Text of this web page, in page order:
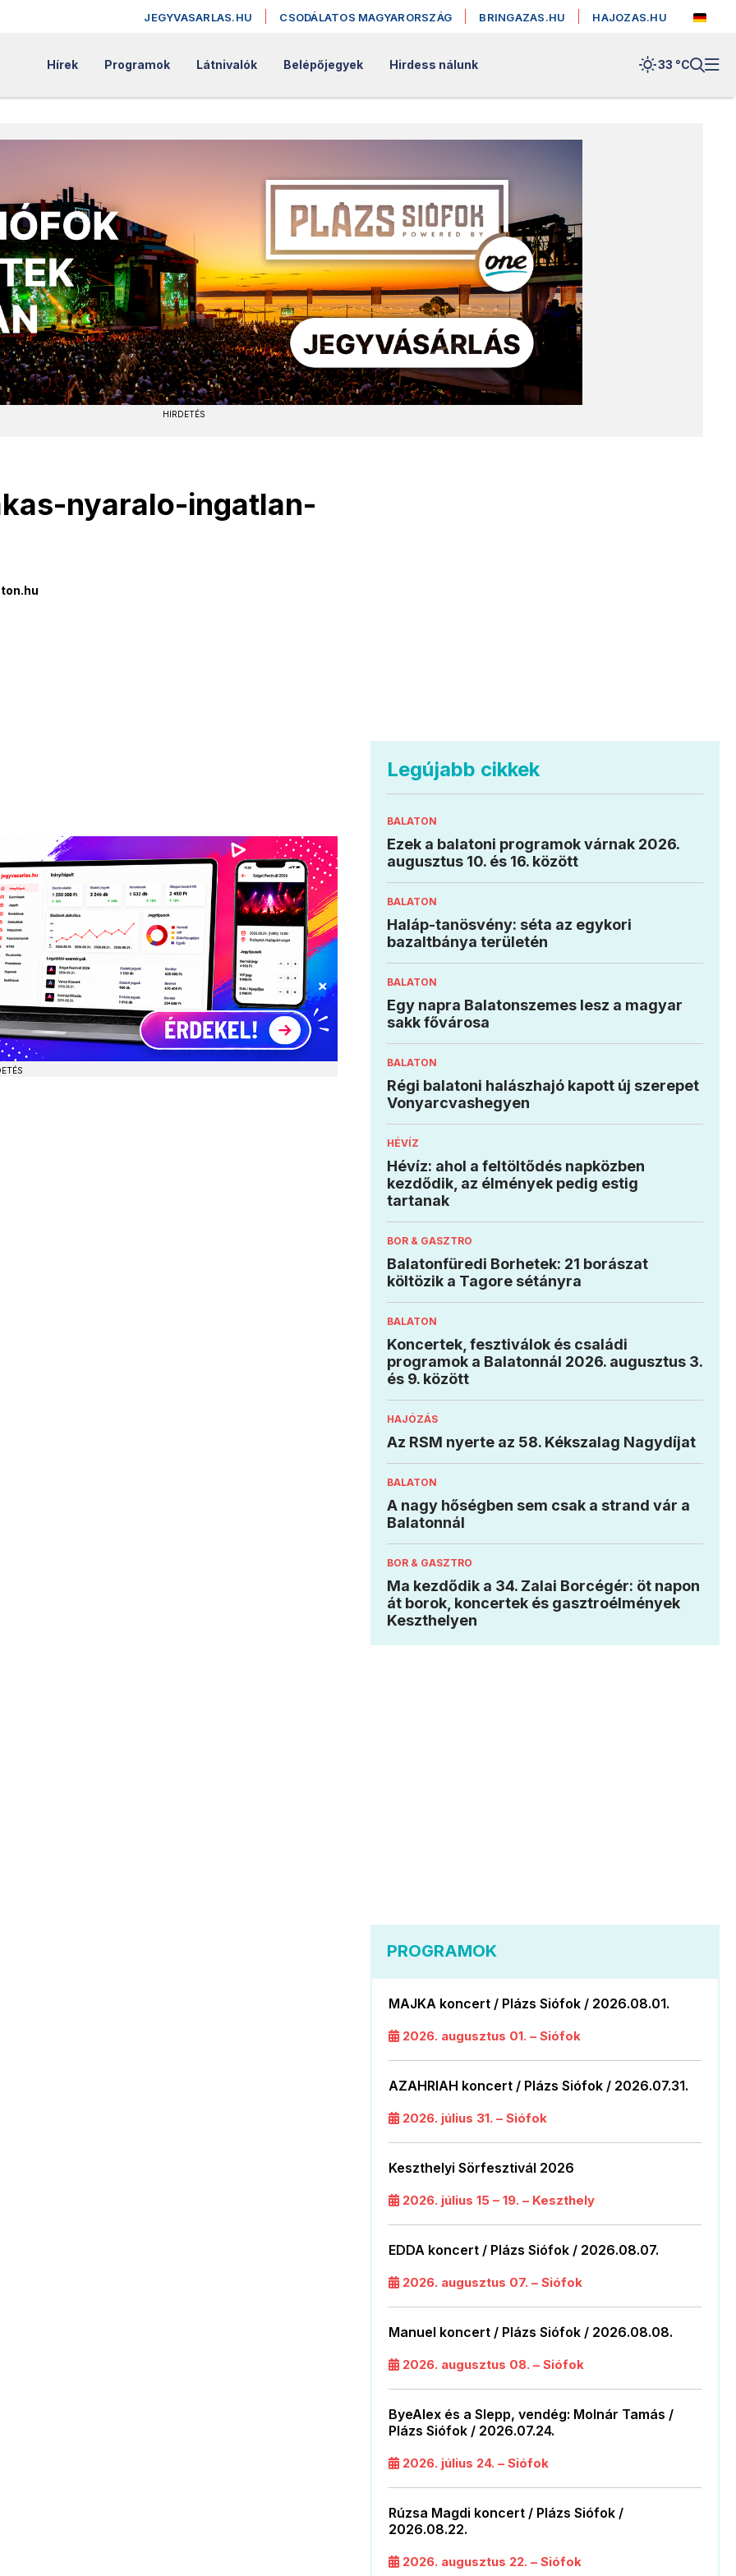
JEGYVASARLAS.HU CSODÁLATOS MAGYARORSZÁG BRINGAZAS.HU HAJOZAS.HU
Hírek Programok Látnivalók Belépőjegyek Hirdess nálunk 33 °C
HIRDETÉS
nyaralo-ingatlan-
Legújabb cikkek
BALATON
Ezek a balatoni programok várnak 2026.
augusztus 10. és 16. között
BALATON
Haláp-tanösvény: séta az egykori
bazaltbánya területén
BALATON
Egy napra Balatonszemes lesz a magyar
sakk fővárosa
BALATON
Régi balatoni halászhajó kapott új szerepet
Vonyarcvashegyen
HÉVÍZ
Hévíz: ahol a feltöltődés napközben
kezdődik, az élmények pedig estig
tartanak
BOR & GASZTRO
Balatonfüredi Borhetek: 21 borászat
költözik a Tagore sétányra
BALATON
Koncertek, fesztiválok és családi
programok a Balatonnál 2026. augusztus 3.
és 9. között
HAJÓZÁS
Az RSM nyerte az 58. Kékszalag Nagydíjat
BALATON
A nagy hőségben sem csak a strand vár a
Balatonnál
BOR & GASZTRO
Ma kezdődik a 34. Zalai Borcégér: öt napon
át borok, koncertek és gasztroélmények
Keszthelyen
PROGRAMOK
MAJKA koncert / Plázs Siófok / 2026.08.01.
2026. augusztus 01. – Siófok
AZAHRIAH koncert / Plázs Siófok / 2026.07.31.
2026. július 31. – Siófok
Keszthelyi Sörfesztivál 2026
2026. július 15 – 19. – Keszthely
EDDA koncert / Plázs Siófok / 2026.08.07.
2026. augusztus 07. – Siófok
Manuel koncert / Plázs Siófok / 2026.08.08.
2026. augusztus 08. – Siófok
ByeAlex és a Slepp, vendég: Molnár Tamás /
Plázs Siófok / 2026.07.24.
2026. július 24. – Siófok
Rúzsa Magdi koncert / Plázs Siófok /
2026.08.22.
2026. augusztus 22. – Siófok